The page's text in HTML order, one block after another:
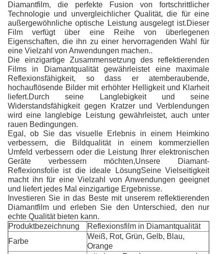
Diamantfilm, die perfekte Fusion von fortschrittlicher
Technologie und unvergleichlicher Qualität, die für eine
außergewöhnliche optische Leistung ausgelegt ist.Dieser
Film verfügt über eine Reihe von überlegenen
Eigenschaften, die ihn zu einer hervorragenden Wahl für
eine Vielzahl von Anwendungen machen..
Die einzigartige Zusammensetzung des reflektierenden
Films in Diamantqualität gewährleistet eine maximale
Reflexionsfähigkeit, so dass er atemberaubende,
hochauflösende Bilder mit erhöhter Helligkeit und Klarheit
liefert.Durch seine Langlebigkeit und seine
Widerstandsfähigkeit gegen Kratzer und Verblendungen
wird eine langlebige Leistung gewährleistet, auch unter
rauen Bedingungen.
Egal, ob Sie das visuelle Erlebnis in einem Heimkino
verbessern, die Bildqualität in einem kommerziellen
Umfeld verbessern oder die Leistung Ihrer elektronischen
Geräte verbessern möchten,Unsere Diamant-
Reflexionsfolie ist die ideale LösungSeine Vielseitigkeit
macht ihn für eine Vielzahl von Anwendungen geeignet
und liefert jedes Mal einzigartige Ergebnisse.
Investieren Sie in das Beste mit unserem reflektierenden
Diamantfilm und erleben Sie den Unterschied, den nur
echte Qualität bieten kann.
Produktbezeichnung
Reflexionsfilm in Diamantqualität
Farbe
Weiß, Rot, Grün, Gelb, Blau,
Orange